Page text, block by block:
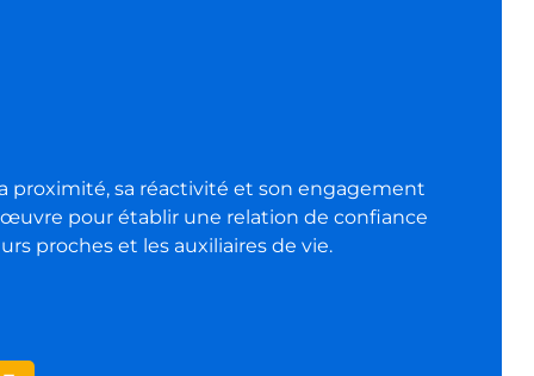
proximité, sa réactivité et son engagement
pour établir une relation de confiance
proches et les auxiliaires de vie.